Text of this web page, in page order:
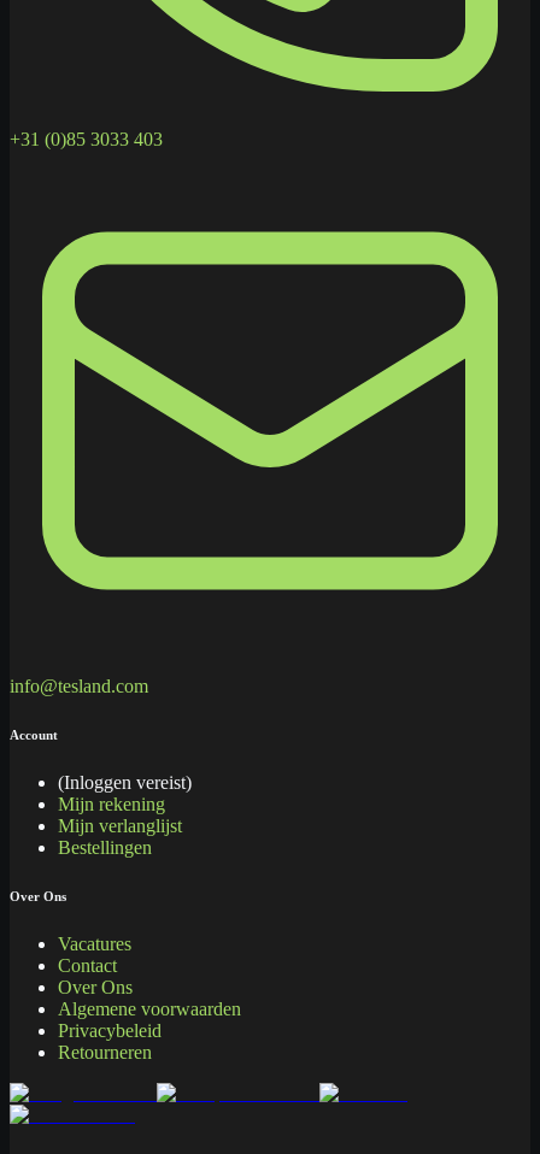
+31 (0)85 3033 403
info@tesland.com
Account
(Inloggen vereist)
Mijn rekening
Mijn verlanglijst
Bestellingen
Over Ons
Vacatures
Contact
Over Ons
Algemene voorwaarden
Privacybeleid
Retourneren